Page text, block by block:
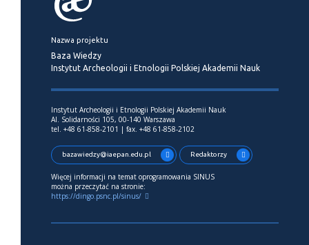
Nazwa projektu
Baza Wiedzy
Instytut Archeologii i Etnologii Polskiej Akademii Nauk
Instytut Archeologii i Etnologii Polskiej Akademii Nauk
Al. Solidarności 105, 00-140 Warszawa
tel. +48 61-858-2101 | fax. +48 61-858-2102
bazawiedzy@iaepan.edu.pl Redaktorzy
Więcej informacji na temat oprogramowania SINUS
można przeczytać na stronie:
https://dingo.psnc.pl/sinus/